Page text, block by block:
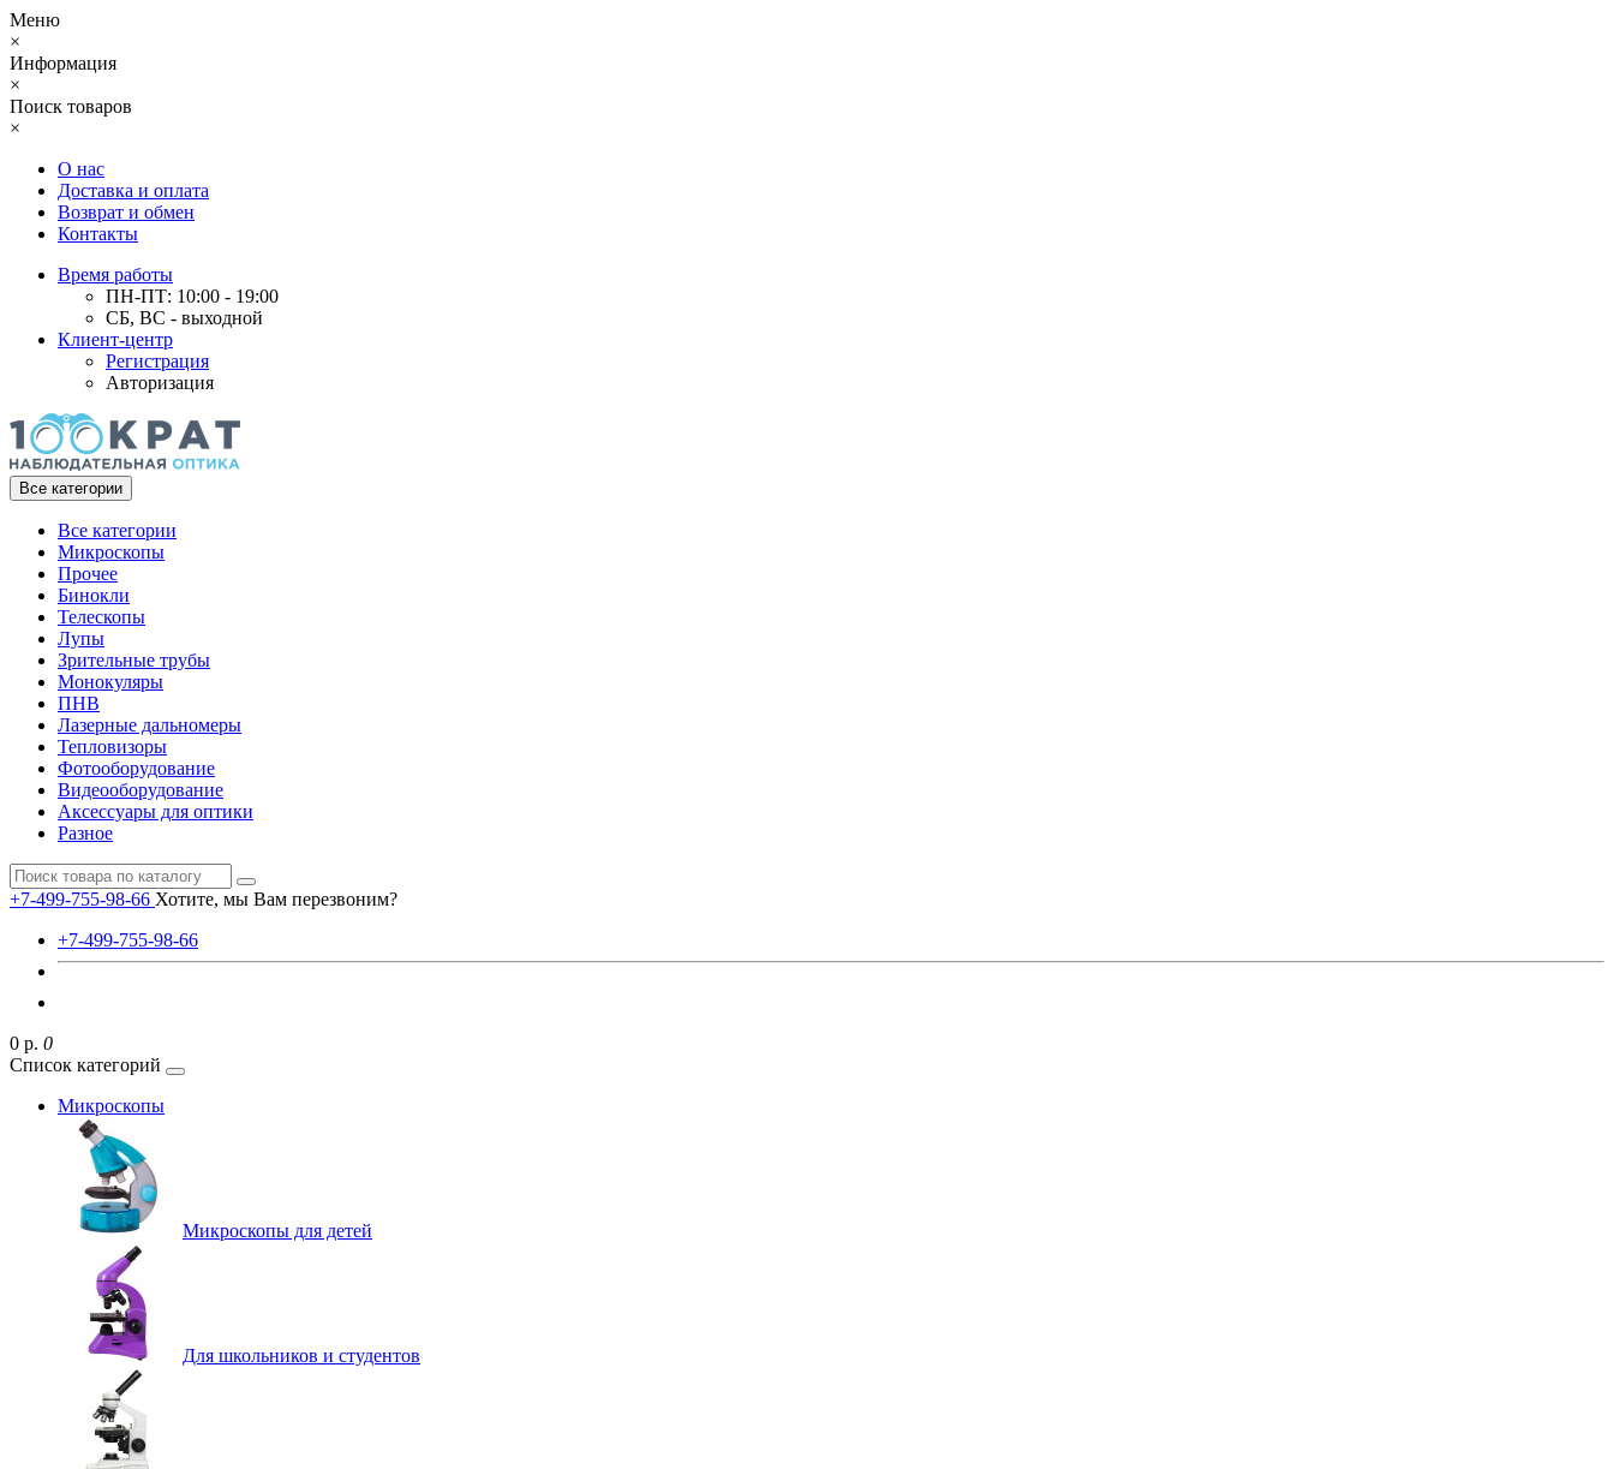
Меню
×
Информация
×
Поиск товаров
×
О нас
Доставка и оплата
Возврат и обмен
Контакты
Время работы
ПН-ПТ: 10:00 - 19:00
СБ, ВС - выходной
Клиент-центр
Регистрация
Авторизация
Все категории
Все категории
Микроскопы
Прочее
Бинокли
Телескопы
Лупы
Зрительные трубы
Монокуляры
ПНВ
Лазерные дальномеры
Тепловизоры
Фотооборудование
Видеооборудование
Аксессуары для оптики
Разное
+7-499-755-98-66 Хотите, мы Вам перезвоним?
+7-499-755-98-66
0 р. 0
Список категорий
Микроскопы
Микроскопы для детей
Для школьников и студентов